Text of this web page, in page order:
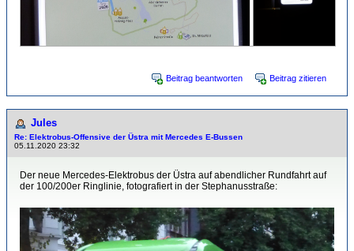
Beitrag beantworten Beitrag zitieren
Jules
Re: Elektrobus-Offensive der Üstra mit Mercedes E-Bussen
05.11.2020 23:32
Der neue Mercedes-Elektrobus der Üstra auf abendlicher Rundfahrt auf
der 100/200er Ringlinie, fotografiert in der Stephanusstraße: